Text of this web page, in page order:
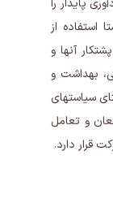
پایدار را
استفاده از
آنها و
بهداشت و
سیاست­های
و تعامل
قرار دارد.